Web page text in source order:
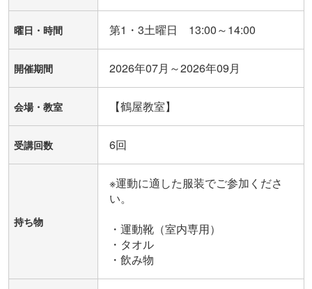
曜日・時間 第1・3土曜日 13:00～14:00
開催期間 2026年07月～2026年09月
会場・教室 【鶴屋教室】
受講回数 6回
持ち物
※運動に適した服装でご参加くださ
い。
・運動靴（室内専用）
・タオル
・飲み物